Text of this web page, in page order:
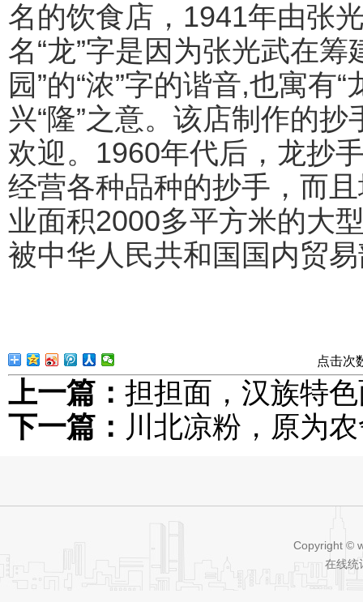
名的饮食店，1941年由张
名“龙”字是因为张光武在
园”的“浓”字的谐音,也寓有
兴“隆”之意。该店制作的
欢迎。1960年代后，龙抄
经营各种品种的抄手，而
业面积2000多平方米的大
被中华人民共和国国内贸
点击次
上一篇： 担担面，汉族特
下一篇： 川北凉粉，原为
Copyright ©
在线统